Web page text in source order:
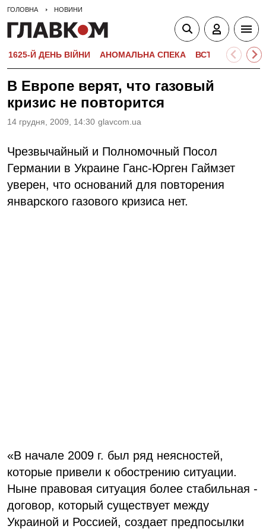
ГОЛОВНА НОВИНИ
1625-Й ДЕНЬ ВІЙНИ АНОМАЛЬНА СПЕКА ВСТУПНА
В Европе верят, что газовый
кризис не повторится
14 грудня, 2009, 14:30 glavcom.ua
Чрезвычайный и Полномочный Посол
Германии в Украине Ганс-Юрген Гаймзет
уверен, что оснований для повторения
январского газового кризиса нет.
«В начале 2009 г. был ряд неясностей,
которые привели к обострению ситуации.
Ныне правовая ситуация более стабильная -
договор, который существует между
Украиной и Россией, создает предпосылки